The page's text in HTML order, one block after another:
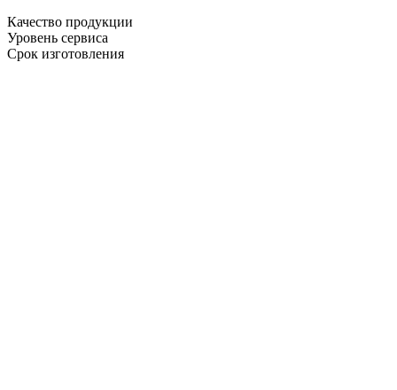
Качество продукции
Уровень сервиса
Срок изготовления